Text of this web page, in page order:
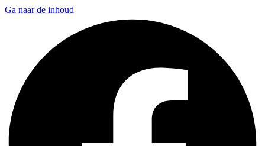
Ga naar de inhoud